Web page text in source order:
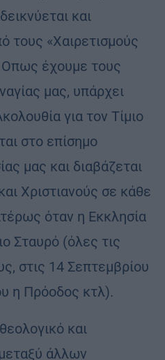
και
τους «Χαιρετισμούς
Οπως έχουμε τους
μας, υπάρχει
για τον Τίμιο
στο επίσημο
μας και διαβάζεται
Χριστιανούς σε κάθε
όταν η Εκκλησία
Σταυρό (όλες τις
στις 14 Σεπτεμβρίου
η Πρόοδος κτλ).
και
άλλων